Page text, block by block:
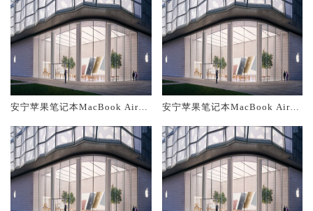
安宁苹果笔记本MacBook Air换
安宁苹果笔记本MacBook Air换